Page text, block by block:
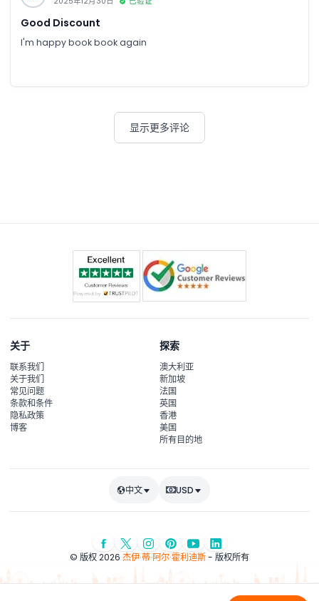
Good Discount
I'm happy book book again
显示更多评论
关于
联系我们
关于我们
常见问题
条款和条件
隐私政策
博客
探索
澳大利亚
新加坡
法国
英国
香港
美国
所有目的地
中文 USD
© 版权 2026 杰伊·蒂·阿尔·霍利迪斯- 版权所有